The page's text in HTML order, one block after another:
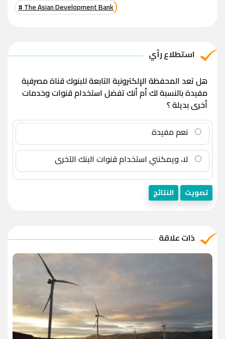
# The Asian Development Bank
استطلاع رأي
هل تعد المحفظة الإلكترونية التابعة للبنوك قناة مصرفية
مفيدة بالنسبة لك أم أنك تفضل استخدام قنوات وخدمات
أخرى بديلة ؟
نعم مفيدة
لا، ويمكنني استخدام قنوات البنك الآخرى
تصويت النتائج
ذات علاقة